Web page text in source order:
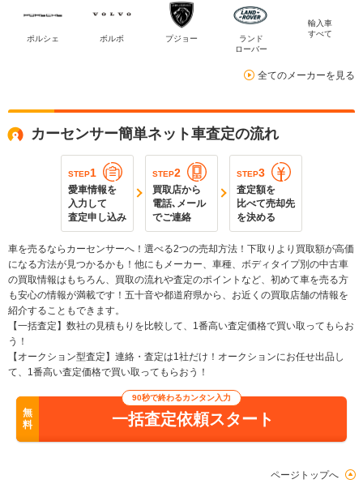
ポルシェ ボルボ プジョー
ランド
ローバー
輸入車
すべて
全てのメーカーを見る
カーセンサー簡単ネット車査定の流れ
STEP1
愛車情報を
入力して
査定申し込み
STEP2
買取店から
電話､メール
でご連絡
STEP3
査定額を
比べて売却先
を決める
車を売るならカーセンサーへ！選べる2つの売却方法！下取りより買取額が高価
になる方法が見つかるかも！他にもメーカー、車種、ボディタイプ別の中古車
の買取情報はもちろん、買取の流れや査定のポイントなど、初めて車を売る方
も安心の情報が満載です！五十音や都道府県から、お近くの買取店舗の情報を
紹介することもできます。
【一括査定】数社の見積もりを比較して、1番高い査定価格で買い取ってもらお
う！
【オークション型査定】連絡・査定は1社だけ！オークションにお任せ出品し
て、1番高い査定価格で買い取ってもらおう！
無
料
90秒で終わるカンタン入力
一括査定依頼スタート
ページトップへ